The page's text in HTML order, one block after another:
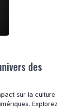
des
sur la culture
Explorez